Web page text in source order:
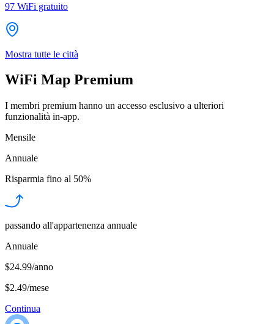
97 WiFi gratuito
Mostra tutte le città
WiFi Map Premium
I membri premium hanno un accesso esclusivo a ulteriori
funzionalità in-app.
Mensile
Annuale
Risparmia fino al 50%
passando all'appartenenza annuale
Annuale
$24.99/anno
$2.49/mese
Continua